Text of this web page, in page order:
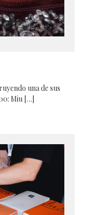
una de sus
Miu […]